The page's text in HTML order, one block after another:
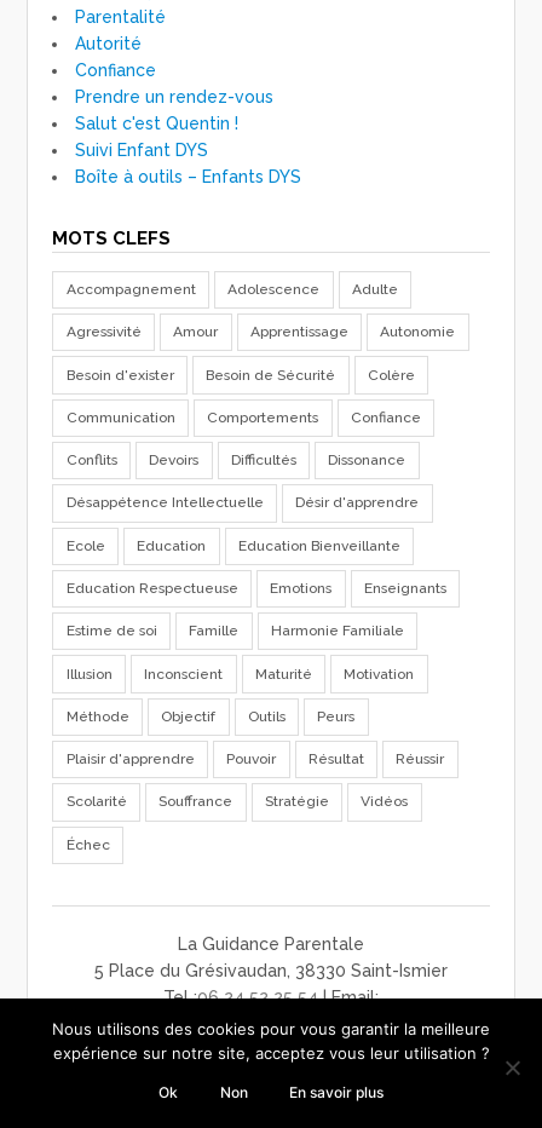
Parentalité
Autorité
Confiance
Prendre un rendez-vous
Salut c'est Quentin !
Suivi Enfant DYS
Boîte à outils – Enfants DYS
MOTS CLEFS
Accompagnement Adolescence Adulte
Agressivité Amour Apprentissage Autonomie
Besoin d'exister Besoin de Sécurité Colère
Communication Comportements Confiance
Conflits Devoirs Difficultés Dissonance
Désappétence Intellectuelle Désir d'apprendre
Ecole Education Education Bienveillante
Education Respectueuse Emotions Enseignants
Estime de soi Famille Harmonie Familiale
Illusion Inconscient Maturité Motivation
Méthode Objectif Outils Peurs
Plaisir d'apprendre Pouvoir Résultat Réussir
Scolarité Souffrance Stratégie Vidéos
Échec
La Guidance Parentale
5 Place du Grésivaudan, 38330 Saint-Ismier
Tel :06 24 52 25 54| Email:
contact@laguidanceparentale.com
mentions légales-charte de confidentialité-CGV
Nous utilisons des cookies pour vous garantir la meilleure
expérience sur notre site, acceptez vous leur utilisation ?
Ok Non En savoir plus